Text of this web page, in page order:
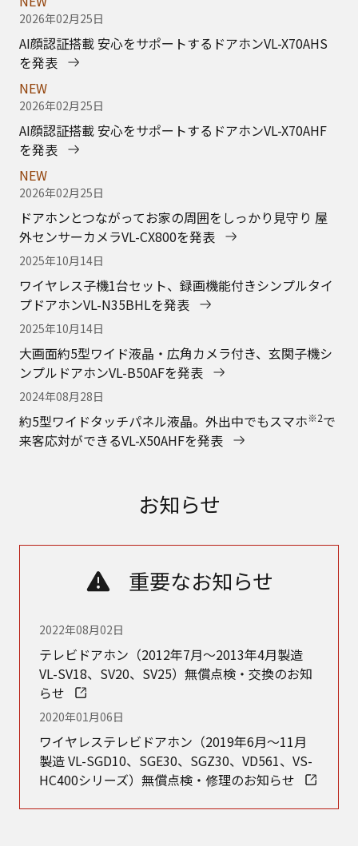
2026年02月25日
AI顔認証搭載 安心をサポートするドアホンVL-X70AHS
を発表
NEW
2026年02月25日
AI顔認証搭載 安心をサポートするドアホンVL-X70AHF
を発表
NEW
2026年02月25日
ドアホンとつながってお家の周囲をしっかり見守り 屋
外センサーカメラVL-CX800を発表
2025年10月14日
ワイヤレス子機1台セット、録画機能付きシンプルタイ
プドアホンVL-N35BHLを発表
2025年10月14日
大画面約5型ワイド液晶・広角カメラ付き、玄関子機シ
ンプルドアホンVL-B50AFを発表
2024年08月28日
約5型ワイドタッチパネル液晶。外出中でもスマホ※2で
来客応対ができるVL-X50AHFを発表
お知らせ
重要なお知らせ
2022年08月02日
テレビドアホン（2012年7月～2013年4月製造
VL-SV18、SV20、SV25）無償点検・交換のお知
らせ
2020年01月06日
ワイヤレステレビドアホン（2019年6月～11月
製造 VL-SGD10、SGE30、SGZ30、VD561、VS-
HC400シリーズ）無償点検・修理のお知らせ